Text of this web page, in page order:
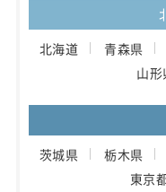
北海道 青森県
山形
茨城県 栃木県
東京